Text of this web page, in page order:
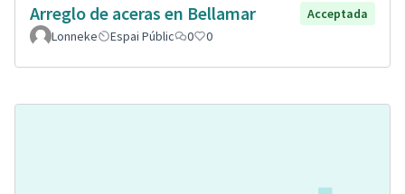
Arreglo de aceras en Bellamar
Acceptada
Lonneke
Espai Públic 0 0